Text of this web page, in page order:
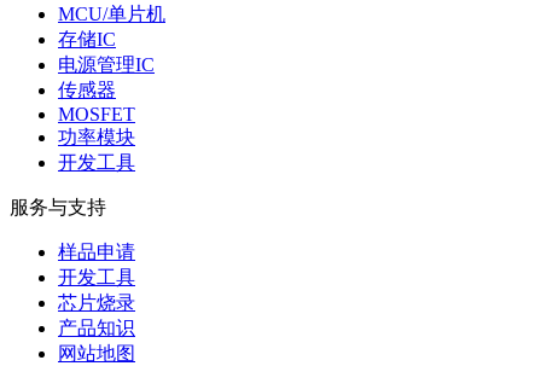
MCU/单片机
存储IC
电源管理IC
传感器
MOSFET
功率模块
开发工具
服务与支持
样品申请
开发工具
芯片烧录
产品知识
网站地图